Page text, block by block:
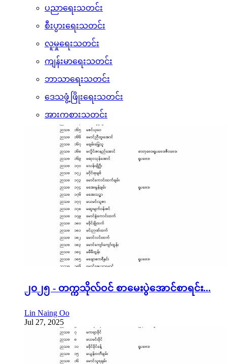
ပညာရေးသတင်း
စီးပွားရေးသတင်း
လူမှုရေးသတင်း
ကျန်းမာရေးသတင်း
ဘာသာရေးသတင်း
ဒေသဖွံ့ဖြိုးရေးသတင်း
အားကစားသတင်း
၂၀၂၅ - တက္ကသိုလ်ဝင် စာမေးပွဲအောင်စာရင်း...
Lin Naing Oo
Jul 27, 2025